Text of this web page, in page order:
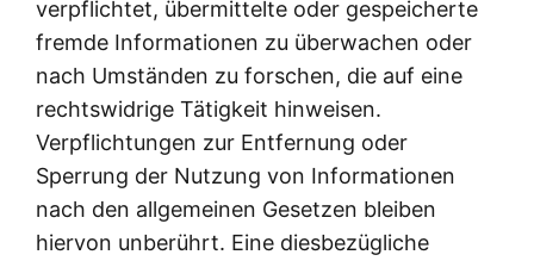
verpflichtet, übermittelte oder gespeicherte
fremde Informationen zu überwachen oder
nach Umständen zu forschen, die auf eine
rechtswidrige Tätigkeit hinweisen.
Verpflichtungen zur Entfernung oder
Sperrung der Nutzung von Informationen
nach den allgemeinen Gesetzen bleiben
hiervon unberührt. Eine diesbezügliche